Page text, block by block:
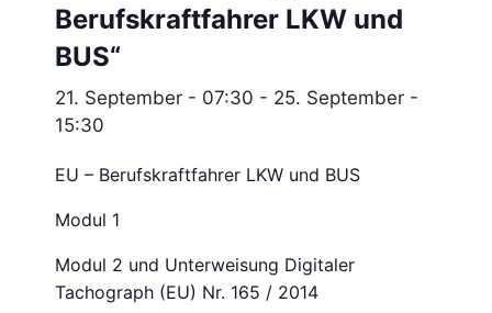
Berufskraftfahrer LKW und
BUS“
21. September - 07:30 - 25. September -
15:30
EU – Berufskraftfahrer LKW und BUS
Modul 1
Modul 2 und Unterweisung Digitaler
Tachograph (EU) Nr. 165 / 2014